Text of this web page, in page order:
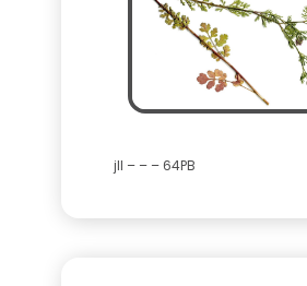
jll – – – 64PB